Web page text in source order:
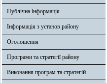
Публічна інформація
Інформація з установ району
Оголошення
Програми та стратегії району
Виконання програм та стратегій